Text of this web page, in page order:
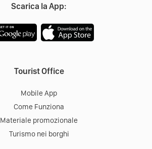
Scarica la App:
Tourist Office
Mobile App
Come Funziona
Materiale promozionale
Turismo nei borghi